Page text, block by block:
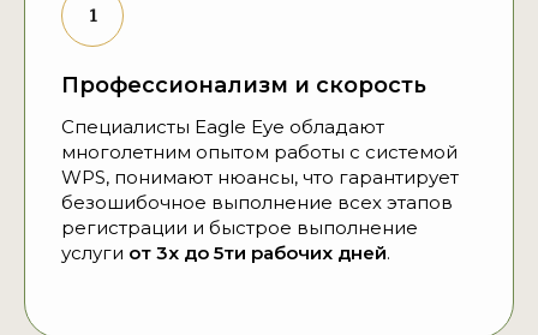
Профессионализм и скорость
Специалисты Eagle Eye обладают
многолетним опытом работы с системой
WPS, понимают нюансы, что гарантирует
безошибочное выполнение всех этапов
регистрации и быстрое выполнение
услуги от 3х до 5ти рабочих дней.